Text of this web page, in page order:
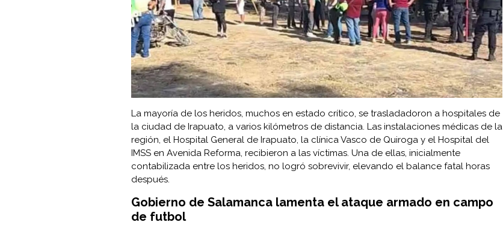
La mayoría de los heridos, muchos en estado crítico, se trasladadoron a hospitales de
la ciudad de Irapuato, a varios kilómetros de distancia. Las instalaciones médicas de la
región, el Hospital General de Irapuato, la clínica Vasco de Quiroga y el Hospital del
IMSS en Avenida Reforma, recibieron a las víctimas. Una de ellas, inicialmente
contabilizada entre los heridos, no logró sobrevivir, elevando el balance fatal horas
después.
Gobierno de Salamanca lamenta el ataque armado en campo
de futbol